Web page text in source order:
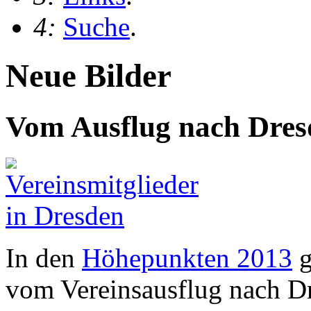
4: Suche.
Neue Bilder
Vom Ausflug nach
In den Höhepunkten 2013
vom Vereinsausflug nach